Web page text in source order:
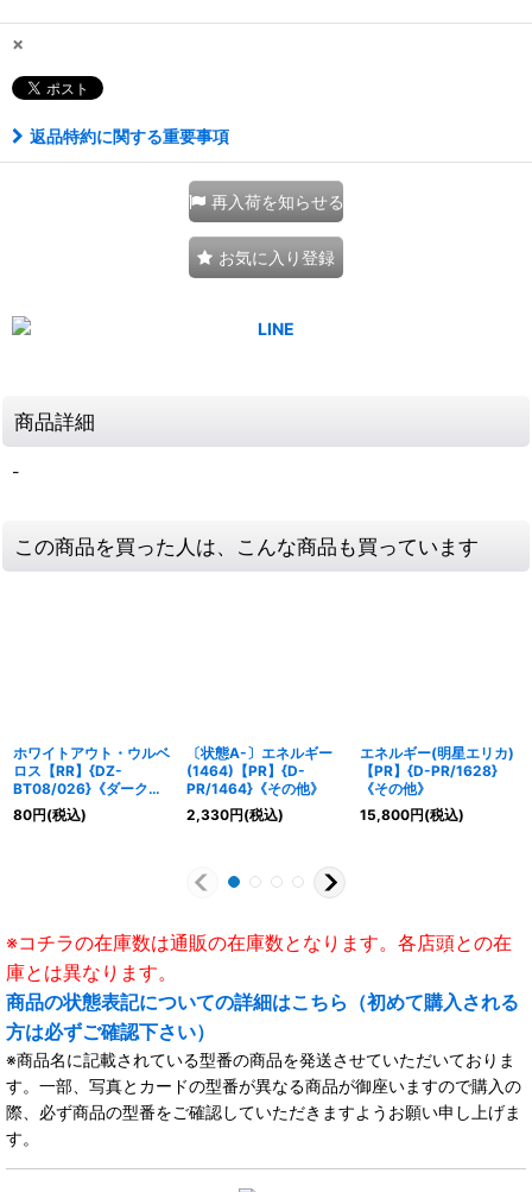
×
返品特約に関する重要事項
再入荷を知らせる
お気に入り登録
商品詳細
-
この商品を買った人は、こんな商品も買っています
ホワイトアウト・ウルベ
ロス【RR】{DZ-
BT08/026}《ダークス
テイツ》
80円(税込)
〔状態A-〕エネルギー
(1464)【PR】{D-
PR/1464}《その他》
2,330円(税込)
エネルギー(明星エリカ)
【PR】{D-PR/1628}
《その他》
15,800円(税込)
※コチラの在庫数は通販の在庫数となります。各店頭との在
庫とは異なります。
商品の状態表記についての詳細はこちら（初めて購入される
方は必ずご確認下さい）
※商品名に記載されている型番の商品を発送させていただいておりま
す。一部、写真とカードの型番が異なる商品が御座いますので購入の
際、必ず商品の型番をご確認していただきますようお願い申し上げま
す。